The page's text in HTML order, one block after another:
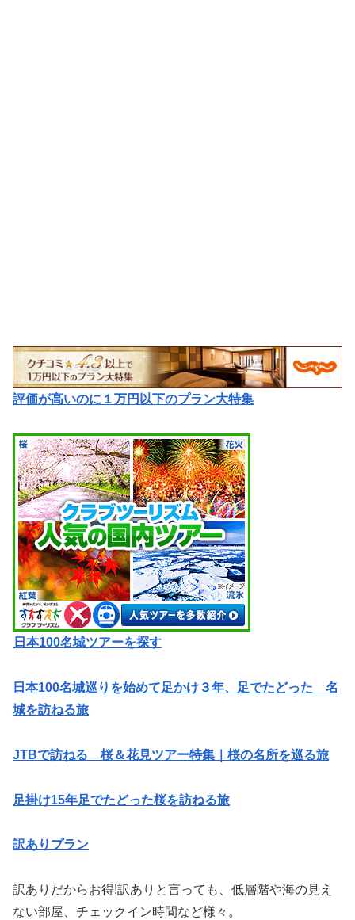
評価が高いのに１万円以下のプラン大特集
日本100名城ツアーを探す
日本100名城巡りを始めて足かけ３年、足でたどった 名
城を訪ねる旅
JTBで訪ねる 桜＆花見ツアー特集｜桜の名所を巡る旅
足掛け15年足でたどった桜を訪ねる旅
訳ありプラン
訳ありだからお得!訳ありと言っても、低層階や海の見え
ない部屋、チェックイン時間など様々。